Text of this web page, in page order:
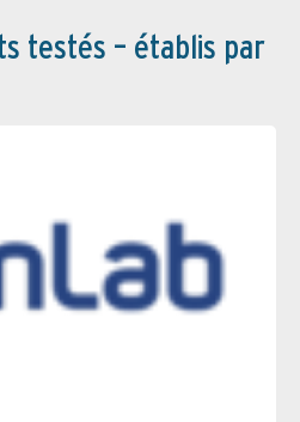
testés – établis par